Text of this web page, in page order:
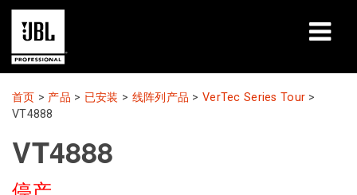
产品
学习课程
首页 > 产品 > 已安装 > 线阵列产品 > VerTec Series Tour >
VT4888
VT4888